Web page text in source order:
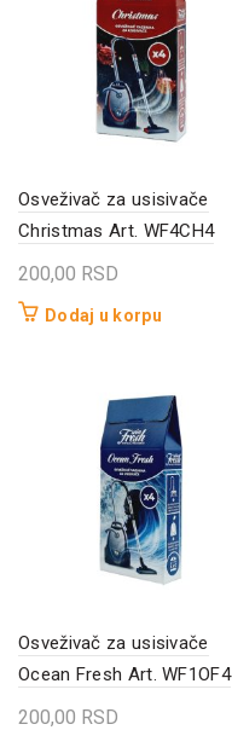
Osveživač za usisivače
Christmas Art. WF4CH4
200,00 RSD
Dodaj u korpu
Osveživač za usisivače
Ocean Fresh Art. WF1OF4
200,00 RSD